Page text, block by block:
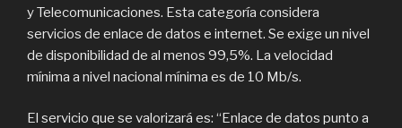
y Telecomunicaciones. Esta categoría considera
servicios de enlace de datos e internet. Se exige un nivel
de disponibilidad de al menos 99,5%. La velocidad
mínima a nivel nacional mínima es de 10 Mb/s.
El servicio que se valorizará es: “Enlace de datos punto a